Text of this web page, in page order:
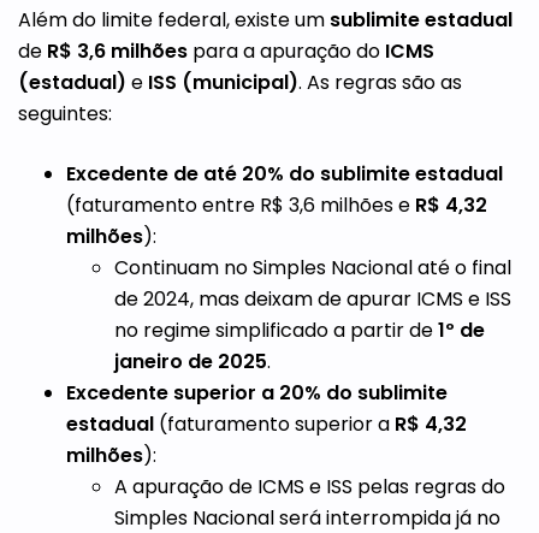
Além do limite federal, existe um sublimite estadual
de R$ 3,6 milhões para a apuração do ICMS
(estadual) e ISS (municipal). As regras são as
seguintes:
Excedente de até 20% do sublimite estadual
(faturamento entre R$ 3,6 milhões e R$ 4,32
milhões):
Continuam no Simples Nacional até o final
de 2024, mas deixam de apurar ICMS e ISS
no regime simplificado a partir de1º de
janeiro de 2025.
Excedente superior a 20% do sublimite
estadual (faturamento superior a R$ 4,32
milhões):
A apuração de ICMS e ISS pelas regras do
Simples Nacional será interrompida já no